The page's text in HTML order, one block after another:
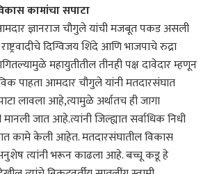
कामांचा सपाटा
ज्ञानराज चौगुले यांची मजबूत पकड असली
दिग्विजय शिंदे आणि भाजपाचे रुद्रा
महायुतीतील तीनही पक्ष दावेदार म्हणून
पाहता आमदार चौगुले यांनी मतदारसंघात
लावला आहे,त्यामुळे अर्थातच ही जागा
जात आहे.त्यांनी जिल्ह्यात सर्वाधिक निधी
कामे केली आहेत. मतदारसंघातील विकास
त्यांनी भरून काढला आहे. बच्चू कडू हे